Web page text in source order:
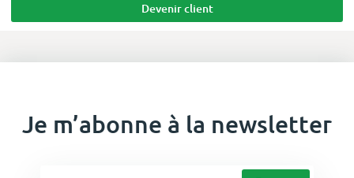
Devenir client
Je m’abonne à la newsletter